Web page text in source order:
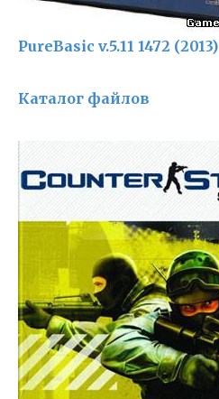
PureBasic v.5.11 1472 (2013)
Каталог файлов